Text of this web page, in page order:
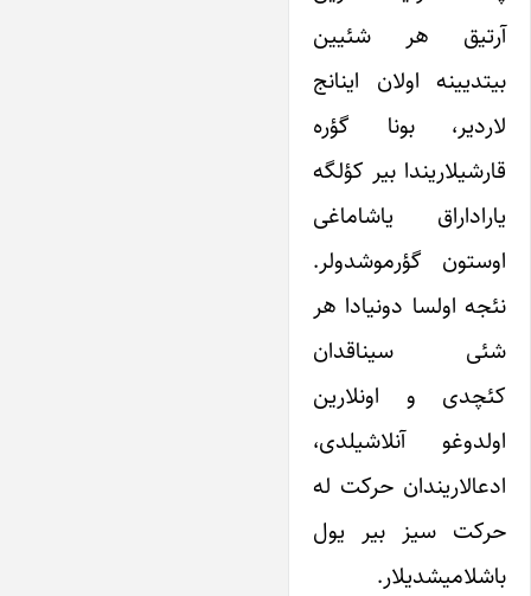
آرتیق هر شئیین
بیتدیینه اولان اینانج
لاردیر، بونا گؤره
قارشیلاریندا بیر کؤلگه
یاراداراق یاشاماغی
اوستون گؤرموشدولر.
نئجه اولسا دونیادا هر
شئی سیناقدان
کئچدی و اونلارین
اولدوغو آنلاشیلدی،
ادعالاریندان حرکت له
حرکت سیز بیر یول
باشلامیشدیلار.